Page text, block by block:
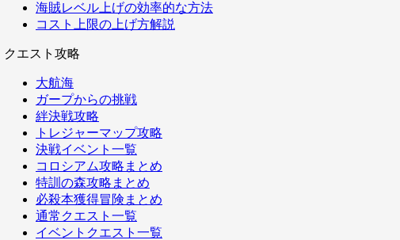
海賊レベル上げの効率的な方法
コスト上限の上げ方解説
クエスト攻略
大航海
ガープからの挑戦
絆決戦攻略
トレジャーマップ攻略
決戦イベント一覧
コロシアム攻略まとめ
特訓の森攻略まとめ
必殺本獲得冒険まとめ
通常クエスト一覧
イベントクエスト一覧